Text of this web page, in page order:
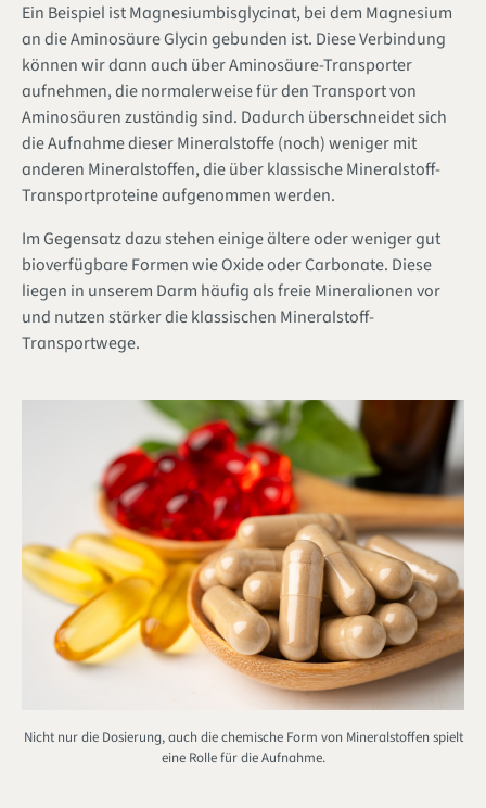
Ein Beispiel ist Magnesiumbisglycinat, bei dem Magnesium
an die Aminosäure Glycin gebunden ist. Diese Verbindung
können wir dann auch über Aminosäure-Transporter
aufnehmen, die normalerweise für den Transport von
Aminosäuren zuständig sind. Dadurch überschneidet sich
die Aufnahme dieser Mineralstoffe (noch) weniger mit
anderen Mineralstoffen, die über klassische Mineralstoff-
Transportproteine aufgenommen werden.
Im Gegensatz dazu stehen einige ältere oder weniger gut
bioverfügbare Formen wie Oxide oder Carbonate. Diese
liegen in unserem Darm häufig als freie Mineralionen vor
und nutzen stärker die klassischen Mineralstoff-
Transportwege.
Nicht nur die Dosierung, auch die chemische Form von Mineralstoffen spielt
eine Rolle für die Aufnahme.